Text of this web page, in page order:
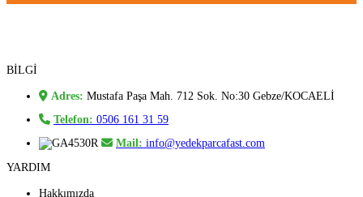
BİLGİ
Adres: Mustafa Paşa Mah. 712 Sok. No:30 Gebze/KOCAELİ
Telefon: 0506 161 31 59
Mail: info@yedekparcafast.com
YARDIM
Hakkımızda